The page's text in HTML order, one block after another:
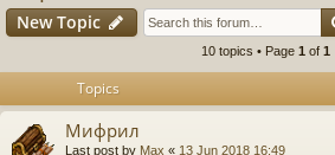
New Topic
10 topics • Page 1 of 1
Topics
Мифрил
Last post by Max « 13 Jun 2018 16:49